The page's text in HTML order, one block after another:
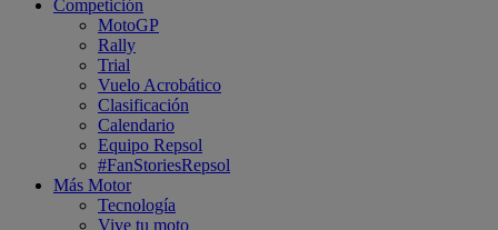
Competición
MotoGP
Rally
Trial
Vuelo Acrobático
Clasificación
Calendario
Equipo Repsol
#FanStoriesRepsol
Más Motor
Tecnología
Vive tu moto